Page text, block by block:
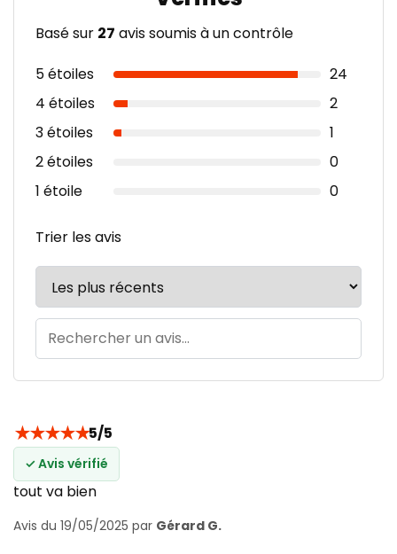
Basé sur 27 avis soumis à un contrôle
5 étoiles
24
4 étoiles
2
3 étoiles
1
2 étoiles
0
1 étoile
0
Trier les avis
★★★★★5/5
✓ Avis vérifié
tout va bien
Avis du 19/05/2025 par Gérard G.